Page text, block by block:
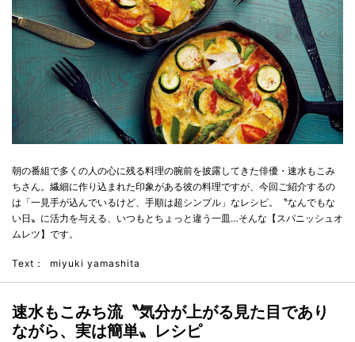
朝の番組で多くの人の心に残る料理の腕前を披露してきた俳優・速水もこみ
ちさん。繊細に作り込まれた印象がある彼の料理ですが、今回ご紹介するの
は「一見手が込んでいるけど、手順は超シンプル」なレシピ。〝なんでもな
い日〟に活力を与える、いつもとちょっと違う一皿…そんな【スパニッシュオ
ムレツ】です。
Text： miyuki yamashita
速水もこみち流〝気分が上がる見た目であり
ながら、実は簡単〟レシピ